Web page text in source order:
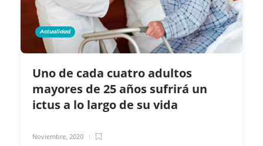
Actualidad
Uno de cada cuatro adultos
mayores de 25 años sufrirá un
ictus a lo largo de su vida
Noviembre, 2020